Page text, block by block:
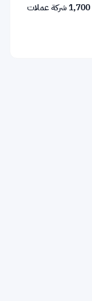
الموعد النهائي لتنظيم mica يترك 1,700 شركة عملات